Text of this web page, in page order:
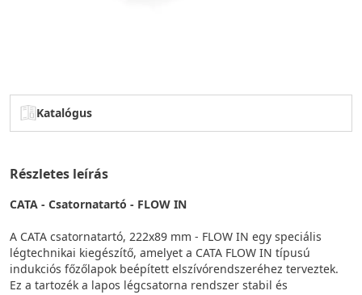
Katalógus
Részletes leírás
CATA - Csatornatartó - FLOW IN
A CATA csatornatartó, 222x89 mm - FLOW IN egy speciális
légtechnikai kiegészítő, amelyet a CATA FLOW IN típusú
indukciós főzőlapok beépített elszívórendszeréhez terveztek.
Ez a tartozék a lapos légcsatorna rendszer stabil és